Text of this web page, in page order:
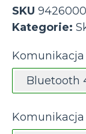
SKU
Kategorie:
Bluetooth
Komunikacja